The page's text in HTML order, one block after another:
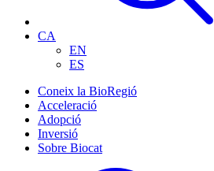
CA
EN
ES
Coneix la BioRegió
Acceleració
Adopció
Inversió
Sobre Biocat